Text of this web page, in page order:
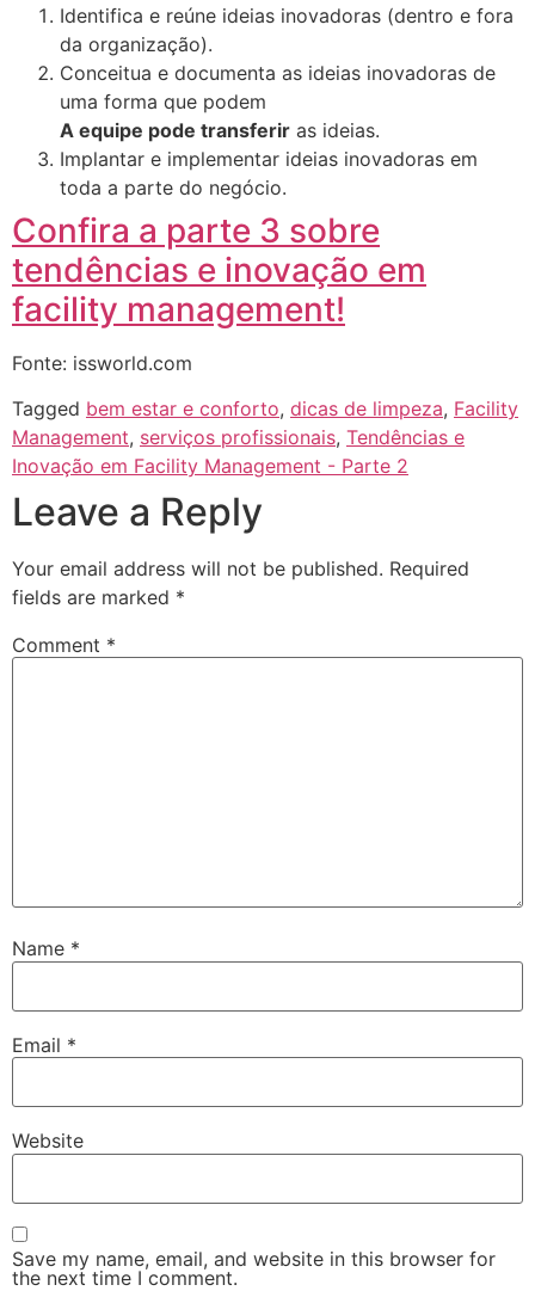
Identifica e reúne ideias inovadoras (dentro e fora
da organização).
Conceitua e documenta as ideias inovadoras de
uma forma que podem
A equipe pode transferir as ideias.
Implantar e implementar ideias inovadoras em
toda a parte do negócio.
Confira a parte 3 sobre
tendências e inovação em
facility management!
Fonte: issworld.com
Tagged bem estar e conforto, dicas de limpeza, Facility
Management, serviços profissionais, Tendências e
Inovação em Facility Management - Parte 2
Leave a Reply
Your email address will not be published. Required
fields are marked *
Comment *
Name *
Email *
Website
Save my name, email, and website in this browser for
the next time I comment.